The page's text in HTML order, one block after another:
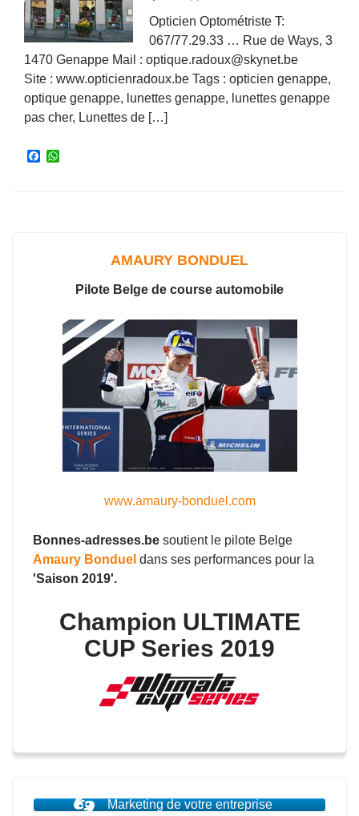
Opticien Optométriste T:
067/77.29.33 … Rue de Ways, 3
1470 Genappe Mail : optique.radoux@skynet.be
Site : www.opticienradoux.be Tags : opticien genappe,
optique genappe, lunettes genappe, lunettes genappe
pas cher, Lunettes de […]
F
AMAURY BONDUEL
Pilote Belge de course automobile
www.amaury-bonduel.com
Bonnes-adresses.be soutient le pilote Belge
Amaury Bonduel dans ses performances pour la
'Saison 2019'.
Champion ULTIMATE
CUP Series 2019
Marketing de votre entreprise